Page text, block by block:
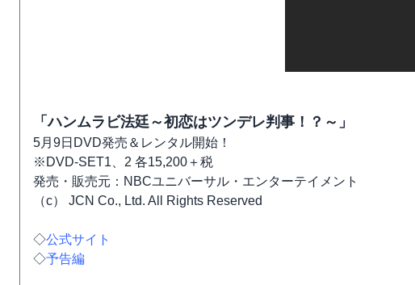
「ハンムラビ法廷～初恋はツンデレ判事！？～」
5月9日DVD発売＆レンタル開始！
※DVD-SET1、2 各15,200＋税
発売・販売元：NBCユニバーサル・エンターテイメント
（c） JCN Co., Ltd. All Rights Reserved
◇公式サイト
◇予告編